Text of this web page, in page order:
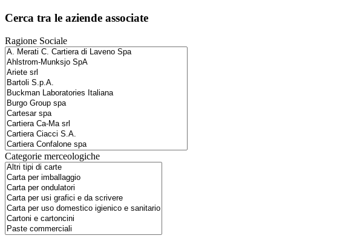
Cerca tra le aziende associate
Ragione Sociale
Categorie merceologiche